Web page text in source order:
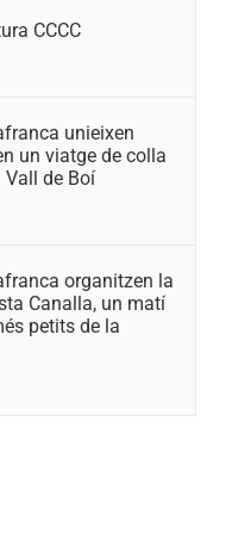
CCCC
unieixen
un viatge de colla
Vall de Boí
organitzen la
Canalla, un matí
petits de la